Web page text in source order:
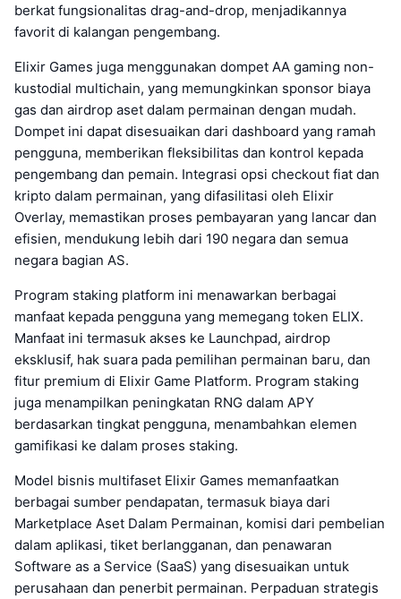
berkat fungsionalitas drag-and-drop, menjadikannya
favorit di kalangan pengembang.
Elixir Games juga menggunakan dompet AA gaming non-
kustodial multichain, yang memungkinkan sponsor biaya
gas dan airdrop aset dalam permainan dengan mudah.
Dompet ini dapat disesuaikan dari dashboard yang ramah
pengguna, memberikan fleksibilitas dan kontrol kepada
pengembang dan pemain. Integrasi opsi checkout fiat dan
kripto dalam permainan, yang difasilitasi oleh Elixir
Overlay, memastikan proses pembayaran yang lancar dan
efisien, mendukung lebih dari 190 negara dan semua
negara bagian AS.
Program staking platform ini menawarkan berbagai
manfaat kepada pengguna yang memegang token ELIX.
Manfaat ini termasuk akses ke Launchpad, airdrop
eksklusif, hak suara pada pemilihan permainan baru, dan
fitur premium di Elixir Game Platform. Program staking
juga menampilkan peningkatan RNG dalam APY
berdasarkan tingkat pengguna, menambahkan elemen
gamifikasi ke dalam proses staking.
Model bisnis multifaset Elixir Games memanfaatkan
berbagai sumber pendapatan, termasuk biaya dari
Marketplace Aset Dalam Permainan, komisi dari pembelian
dalam aplikasi, tiket berlangganan, dan penawaran
Software as a Service (SaaS) yang disesuaikan untuk
perusahaan dan penerbit permainan. Perpaduan strategis